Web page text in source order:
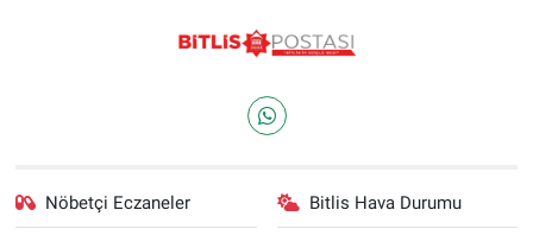
Nöbetçi Eczaneler Bitlis Hava Durumu